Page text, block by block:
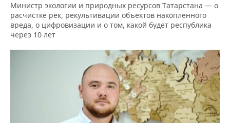
Министр экологии и природных ресурсов Татарстана — о
расчистке рек, рекультивации объектов накопленного
вреда, о цифровизации и о том, какой будет республика
через 10 лет